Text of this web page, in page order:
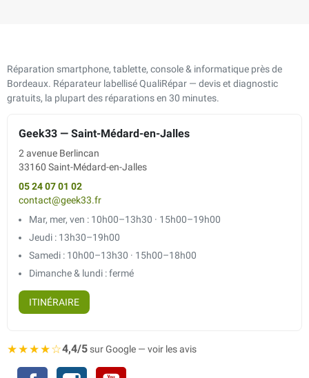
Réparation smartphone, tablette, console & informatique près de
Bordeaux. Réparateur labellisé QualiRépar — devis et diagnostic
gratuits, la plupart des réparations en 30 minutes.
Geek33 — Saint-Médard-en-Jalles
2 avenue Berlincan
33160 Saint-Médard-en-Jalles
05 24 07 01 02
contact@geek33.fr
Mar, mer, ven : 10h00–13h30 · 15h00–19h00
Jeudi : 13h30–19h00
Samedi : 10h00–13h30 · 15h00–18h00
Dimanche & lundi : fermé
ITINÉRAIRE
★★★★☆4,4/5sur Google — voir les avis
Facebook